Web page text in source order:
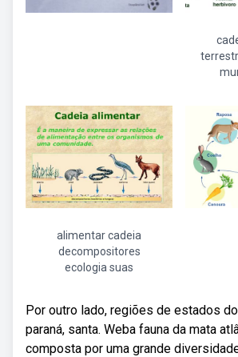
alimentar cadeia
decompositores
ecologia suas
Por outro lado, regiões de estados
paraná, santa. Weba fauna da mata
composta por uma grande